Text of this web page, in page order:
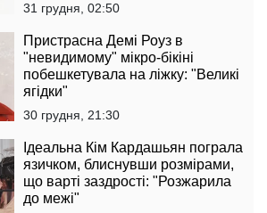
31 грудня, 02:50
Пристрасна Демі Роуз в
"невидимому" мікро-бікіні
побешкетувала на ліжку: "Великі
ягідки"
30 грудня, 21:30
Ідеальна Кім Кардашьян пограла
язичком, блиснувши розмірами,
що варті заздрості: "Розжарила
до межі"